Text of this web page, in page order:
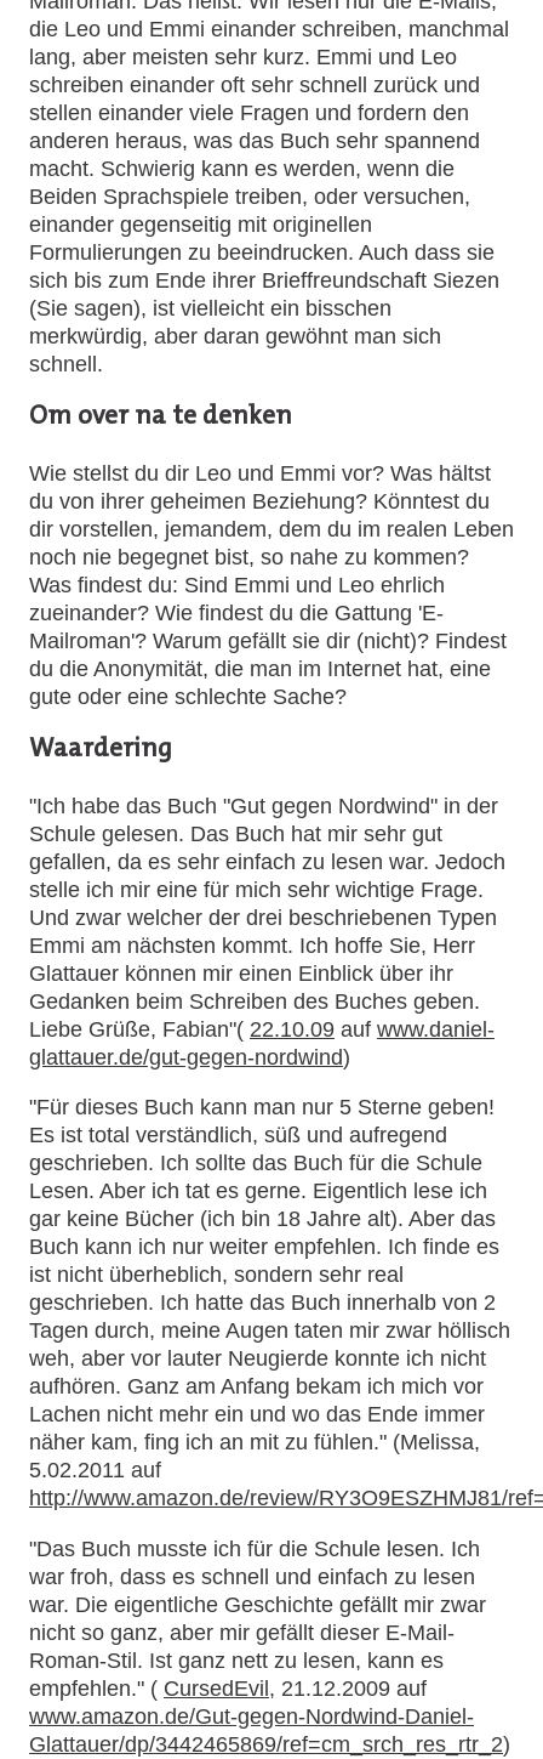
die Leo und Emmi einander schreiben, manchmal
lang, aber meisten sehr kurz. Emmi und Leo
schreiben einander oft sehr schnell zurück und
stellen einander viele Fragen und fordern den
anderen heraus, was das Buch sehr spannend
macht. Schwierig kann es werden, wenn die
Beiden Sprachspiele treiben, oder versuchen,
einander gegenseitig mit originellen
Formulierungen zu beeindrucken. Auch dass sie
sich bis zum Ende ihrer Brieffreundschaft Siezen
(Sie sagen), ist vielleicht ein bisschen
merkwürdig, aber daran gewöhnt man sich
schnell.
Om over na te denken
Wie stellst du dir Leo und Emmi vor? Was hältst
du von ihrer geheimen Beziehung? Könntest du
dir vorstellen, jemandem, dem du im realen Leben
noch nie begegnet bist, so nahe zu kommen?
Was findest du: Sind Emmi und Leo ehrlich
zueinander? Wie findest du die Gattung 'E-
Mailroman'? Warum gefällt sie dir (nicht)? Findest
du die Anonymität, die man im Internet hat, eine
gute oder eine schlechte Sache?
Waardering
"Ich habe das Buch "Gut gegen Nordwind" in der
Schule gelesen. Das Buch hat mir sehr gut
gefallen, da es sehr einfach zu lesen war. Jedoch
stelle ich mir eine für mich sehr wichtige Frage.
Und zwar welcher der drei beschriebenen Typen
Emmi am nächsten kommt. Ich hoffe Sie, Herr
Glattauer können mir einen Einblick über ihr
Gedanken beim Schreiben des Buches geben.
Liebe Grüße, Fabian"( 22.10.09 auf www.daniel-
glattauer.de/gut-gegen-nordwind)
"Für dieses Buch kann man nur 5 Sterne geben!
Es ist total verständlich, süß und aufregend
geschrieben. Ich sollte das Buch für die Schule
Lesen. Aber ich tat es gerne. Eigentlich lese ich
gar keine Bücher (ich bin 18 Jahre alt). Aber das
Buch kann ich nur weiter empfehlen. Ich finde es
ist nicht überheblich, sondern sehr real
geschrieben. Ich hatte das Buch innerhalb von 2
Tagen durch, meine Augen taten mir zwar höllisch
weh, aber vor lauter Neugierde konnte ich nicht
aufhören. Ganz am Anfang bekam ich mich vor
Lachen nicht mehr ein und wo das Ende immer
näher kam, fing ich an mit zu fühlen." (Melissa,
5.02.2011 auf
http://www.amazon.de/review/RY3O9ESZHMJ81/
"Das Buch musste ich für die Schule lesen. Ich
war froh, dass es schnell und einfach zu lesen
war. Die eigentliche Geschichte gefällt mir zwar
nicht so ganz, aber mir gefällt dieser E-Mail-
Roman-Stil. Ist ganz nett zu lesen, kann es
empfehlen." ( CursedEvil, 21.12.2009 auf
www.amazon.de/Gut-gegen-Nordwind-Daniel-
Glattauer/dp/3442465869/ref=cm_srch_res_rtr_2)